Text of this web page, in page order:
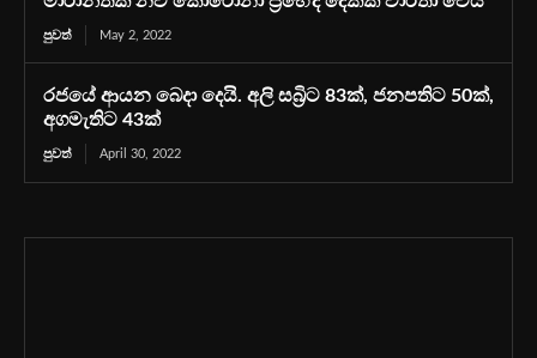
පුවත් May 2, 2022
රජයේ ආයන බෙදා දෙයි. අලි සබ්‍රිට 83ක්, ජනපතිට 50ක්,
අගමැතිට 43ක්
පුවත් April 30, 2022